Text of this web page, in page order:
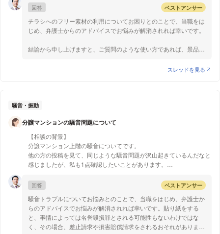
【質問1】
連帯保証人が欠けている事を理由に解除できないか。
（約款には、借主が契約に定める義務を怠り、相当期間を定めて催告
しても履行されない時は解除できるとあります。）
そもそも振込も満足にできないレベルで、契約内容を理解していると
だと言えます。Aさんがお亡くなりになってからどれぐらいの時間
が経過しているのかわかりませんが、連帯保証人が欠けている期間
の長さによって契約を解除できるかは変わってくるのではないかと
思います。
質問2について
ので容易には解除できません。契約を理解できていないと思われる
フィットネス器具を使用している人物の画像の
フォトストックのフリー素材を使用したとします。
※実際の環境より優良誤認をさせたい意図ではないので
そのフリー素材で人物が使用している器具は、
似た環境の写真を選んだとします。
法律に引っかかることになるでしょうか。
回答 ベストアンサー
チラシへのフリー素材の利用についてお困りとのことで、当職をは
じめ、弁護士からのアドバイスでお悩みが解消されれば幸いです。
結論から申し上げますと、ご質問のような使い方であれば、景品表
して禁止されるのは、優良誤認表示、有利誤認表示、その他誤認さ
ずれにも該当しないと考えられます。
る必要はあるかと思います。
以上ご参考になれば幸いです。
スレッドを見る
騒音・振動
分譲マンションの騒音問題について
【相談の背景】
分譲マンション上階の騒音についてです。
他の方の投稿を見て、同じような騒音問題が沢山起きているんだなと
感じましたが、私も1点確認したいことがあります。
早朝、足音と物音で上階の住人によって起こされ、その後は掃除機、
日中はドンドン、カンカン、明らかに生活音ではない音も響いてきま
す。
コンシェルジュからの通知(ポストイン)、私達からのポストイン、そ
れでも何も変化がなかったので、通知を見ていないかと思い、ドアに
貼り紙をしました。
回答 ベストアンサー
騒音トラブルについてお悩みとのことで、当職をはじめ、弁護士か
らのアドバイスでお悩みが解消されれば幸いです。貼り紙をする
と、事情によっては名誉毀損罪とされる可能性もないわけではな
く、その場合、差止請求や損害賠償請求をされるおそれがあります